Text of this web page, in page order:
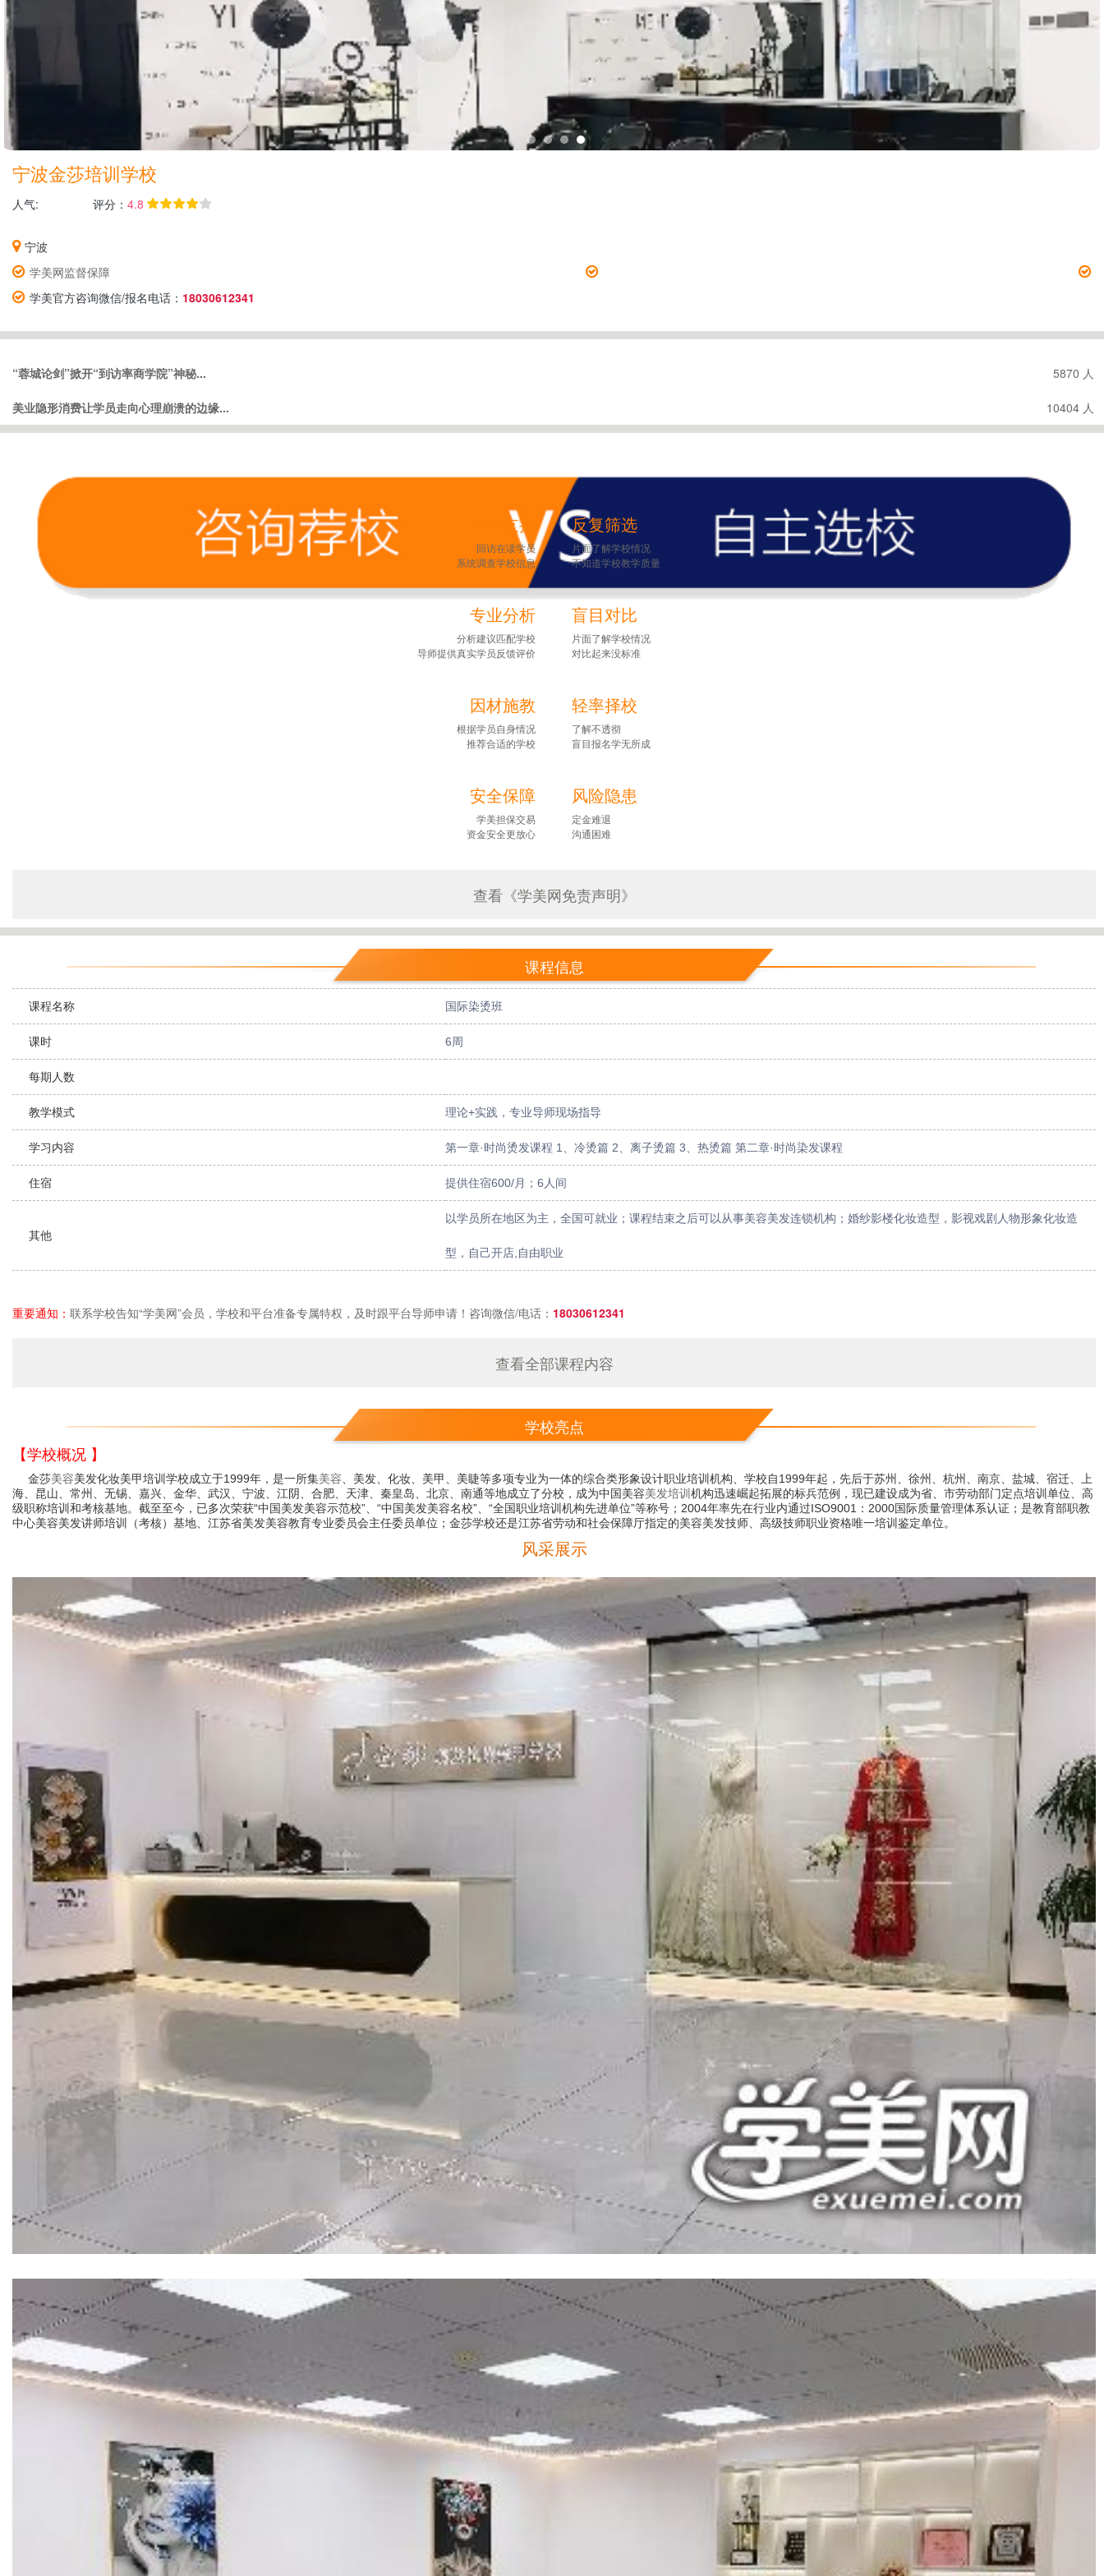
宁波金莎培训学校
人气: 评分： 4.8
宁波
学美网监督保障
学美官方咨询微信/报名电话： 18030612341
“蓉城论剑”掀开“到访率商学院”神秘... 5870 人
美业隐形消费让学员走向心理崩溃的边缘... 10404 人
数据支撑
回访在读学员
系统调查学校信息
反复筛选
片面了解学校情况
不知道学校教学质量
专业分析
分析建议匹配学校
导师提供真实学员反馈评价
盲目对比
片面了解学校情况
对比起来没标准
因材施教
根据学员自身情况
推荐合适的学校
轻率择校
了解不透彻
盲目报名学无所成
安全保障
学美担保交易
资金安全更放心
风险隐患
定金难退
沟通困难
查看《学美网免责声明》
课程信息
课程名称 国际染烫班
课时 6周
每期人数
教学模式 理论+实践，专业导师现场指导
学习内容 第一章·时尚烫发课程 1、冷烫篇 2、离子烫篇 3、热烫篇 第二章·时尚染发课程
住宿 提供住宿600/月；6人间
其他
以学员所在地区为主，全国可就业；课程结束之后可以从事美容美发连锁机构；婚纱影楼化妆造型，影视戏剧人物形象化妆造
型，自己开店,自由职业
重要通知： 联系学校告知“学美网”会员，学校和平台准备专属特权，及时跟平台导师申请！咨询微信/电话： 18030612341
查看全部课程内容
学校亮点
【学校概况 】
金莎美容美发化妆美甲培训学校成立于1999年，是一所集美容 、美发、化妆、美甲、美睫等多项专业为一体的综合类形象设计职业培训机构、学校自1999年起，先后于苏州、徐州、杭州、南京、盐城、宿迁、上
海、昆山、常州、无锡、嘉兴、金华、武汉、宁波、江阴、合肥、天津、秦皇岛、北京、南通等地成立了分校，成为中国美容美发培训机构迅速崛起拓展的标兵范例，现已建设成为省、市劳动部门定点培训单位、高
级职称培训和考核基地。截至至今，已多次荣获“中国美发美容示范校”、“中国美发美容名校”、“全国职业培训机构先进单位”等称号；2004年率先在行业内通过ISO9001：2000国际质量管理体系认证；是教育部职教
中心美容美发讲师培训（考核）基地、江苏省美发美容教育专业委员会主任委员单位；金莎学校还是江苏省劳动和社会保障厅指定的美容美发技师、高级技师职业资格唯一培训鉴定单位。
风采展示